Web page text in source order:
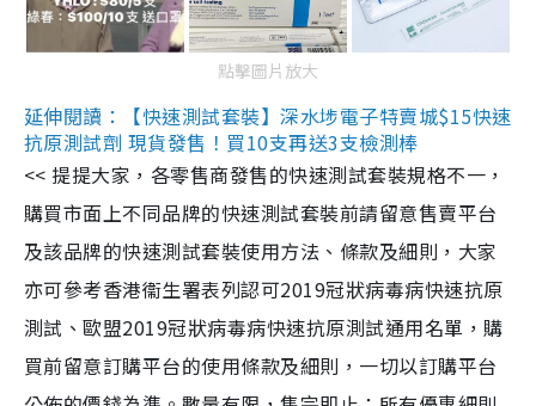
點擊圖片放大
延伸閱讀：【快速測試套裝】深水埗電子特賣城$15快速
抗原測試劑 現貨發售！買10支再送3支檢測棒
<< 提提大家，各零售商發售的快速測試套裝規格不一，
購買市面上不同品牌的快速測試套裝前請留意售賣平台
及該品牌的快速測試套裝使用方法、條款及細則，大家
亦可參考香港衞生署表列認可2019冠狀病毒病快速抗原
測試、歐盟2019冠狀病毒病快速抗原測試通用名單，購
買前留意訂購平台的使用條款及細則，一切以訂購平台